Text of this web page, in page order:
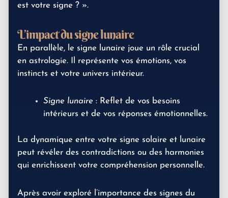
est votre signe ? ».
L’impact du signe lunaire
En parallèle, le signe lunaire joue un rôle crucial
en astrologie. Il représente vos émotions, vos
instincts et votre univers intérieur.
Signe lunaire : Reflet de vos besoins
intérieurs et de vos réponses émotionnelles.
La dynamique entre votre signe solaire et lunaire
peut révéler des contradictions ou des harmonies
qui enrichissent votre compréhension personnelle.
Après avoir exploré l’importance des signes du